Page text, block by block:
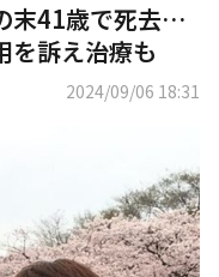
末41歳で死去…
を訴え治療も
2024/09/06 18:31